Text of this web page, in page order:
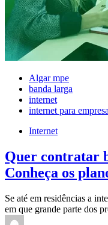
Algar mpe
banda larga
internet
internet para
Internet
Quer contratar
Conheça os
Se até em residências a
em que grande parte dos